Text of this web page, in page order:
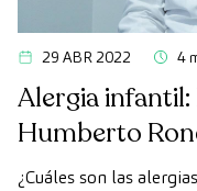
29 ABR 2022 4
Alergia
Humberto
¿Cuáles son las